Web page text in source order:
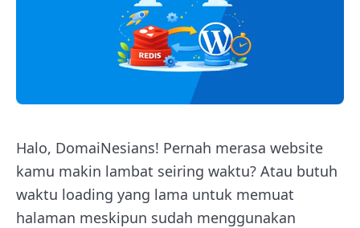
Halo, DomaiNesians! Pernah merasa website
kamu makin lambat seiring waktu? Atau butuh
waktu loading yang lama untuk memuat
halaman meskipun sudah menggunakan